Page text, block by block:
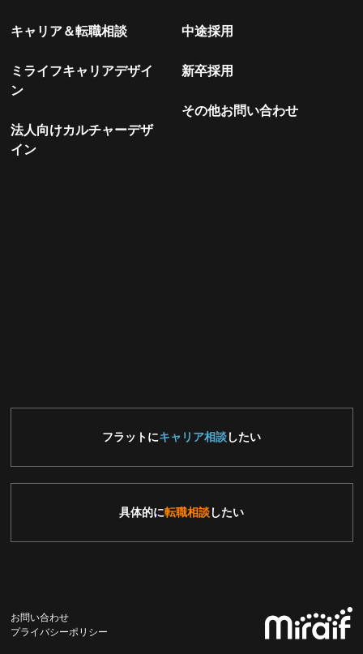
キャリア＆転職相談
ミライフキャリアデザイ
ン
法人向けカルチャーデザ
イン
中途採用
新卒採用
その他お問い合わせ
フラットにキャリア相談したい
具体的に転職相談したい
お問い合わせ
プライバシーポリシー